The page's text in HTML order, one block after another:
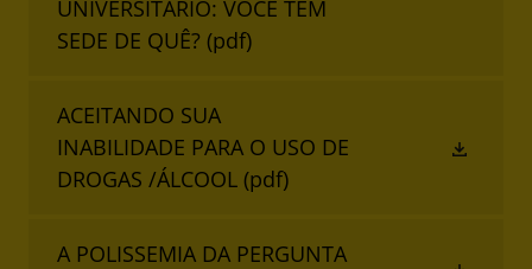
UNIVERSITÁRIO: VOCÊ TEM
SEDE DE QUÊ? (pdf)
ACEITANDO SUA
INABILIDADE PARA O USO DE
DROGAS /ÁLCOOL (pdf)
A POLISSEMIA DA PERGUNTA